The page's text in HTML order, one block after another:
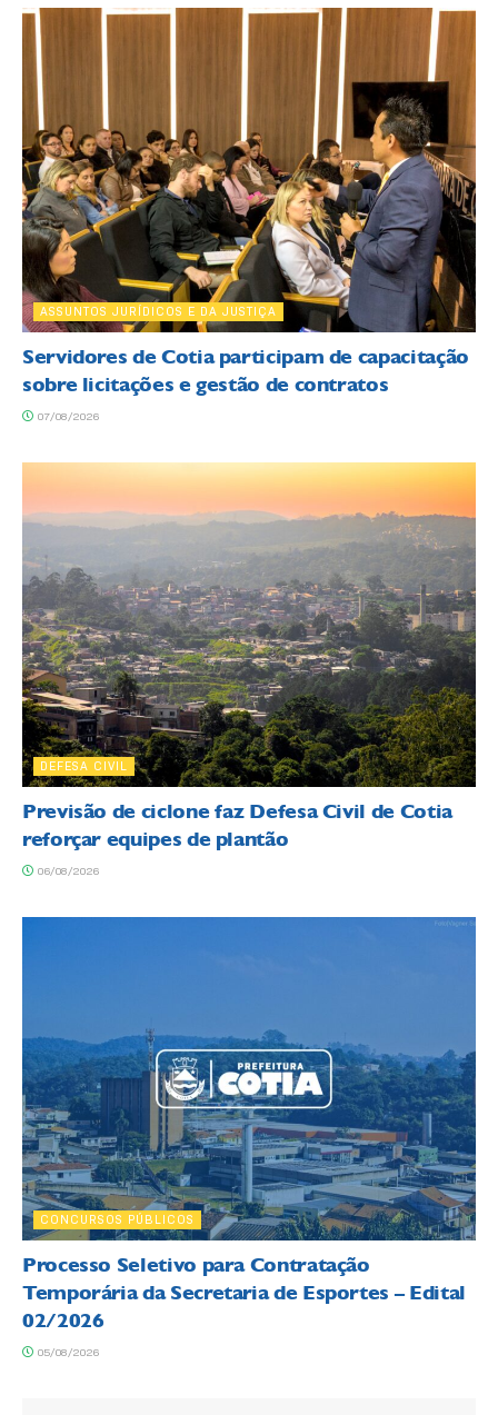
ASSUNTOS JURÍDICOS E DA JUSTIÇA
Servidores de Cotia participam de capacitação
sobre licitações e gestão de contratos
07/08/2026
DEFESA CIVIL
Previsão de ciclone faz Defesa Civil de Cotia
reforçar equipes de plantão
06/08/2026
CONCURSOS PÚBLICOS
Processo Seletivo para Contratação
Temporária da Secretaria de Esportes – Edital
02/2026
05/08/2026